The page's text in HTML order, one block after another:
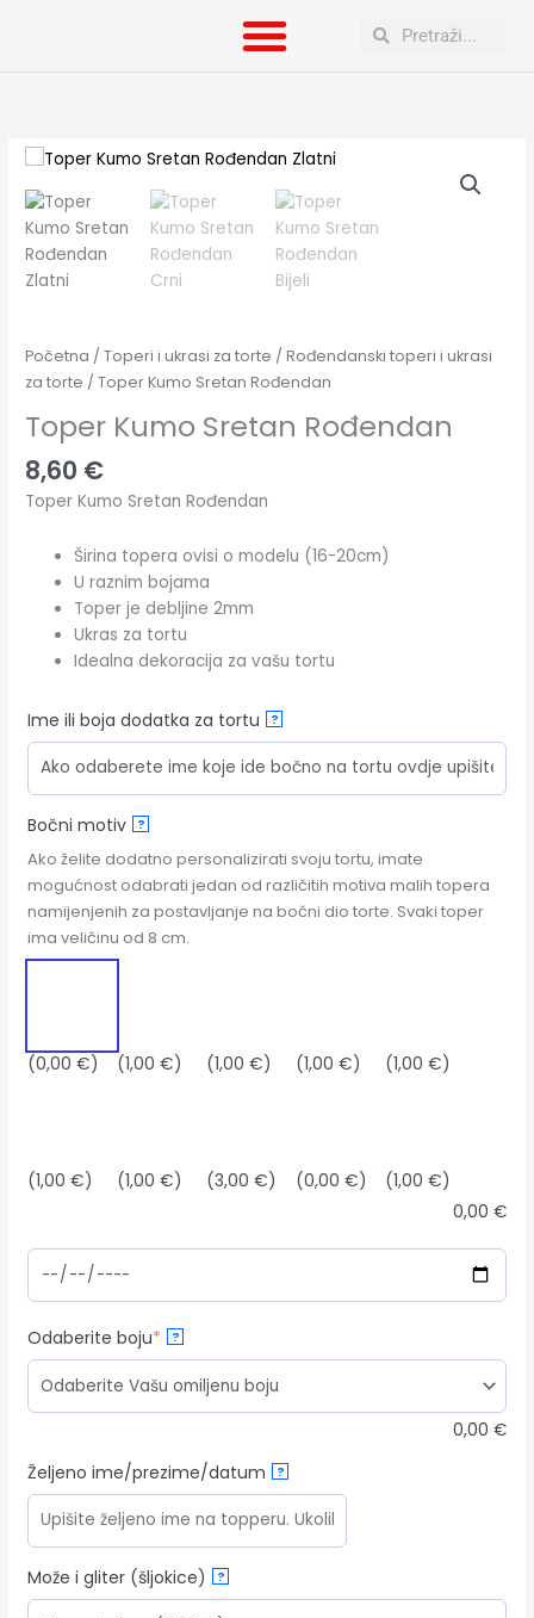
SearchSearch
Početna /Toperi i ukrasi za torte /Rođendanski toperi i ukrasi
za torte / Toper Kumo Sretan Rođendan
Toper Kumo Sretan Rođendan
8,60 €
Toper Kumo Sretan Rođendan
Širina topera ovisi o modelu (16-20cm)
U raznim bojama
Toper je debljine 2mm
Ukras za tortu
Idealna dekoracija za vašu tortu
Ime ili boja dodatka za tortu ?
Bočni motiv ?
Ako želite dodatno personalizirati svoju tortu, imate
mogućnost odabrati jedan od različitih motiva malih topera
namijenjenih za postavljanje na bočni dio torte. Svaki toper
ima veličinu od 8 cm.
(0,00 €) (1,00 €) (1,00 €) (1,00 €) (1,00 €)
(1,00 €) (1,00 €) (3,00 €) (0,00 €) (1,00 €)
0,00 €
Odaberite boju* (required)
?
0,00 €
Željeno ime/prezime/datum ?
Može i gliter (šljokice) ?
Toper
Kumo
Sretan
Rođendan
količina